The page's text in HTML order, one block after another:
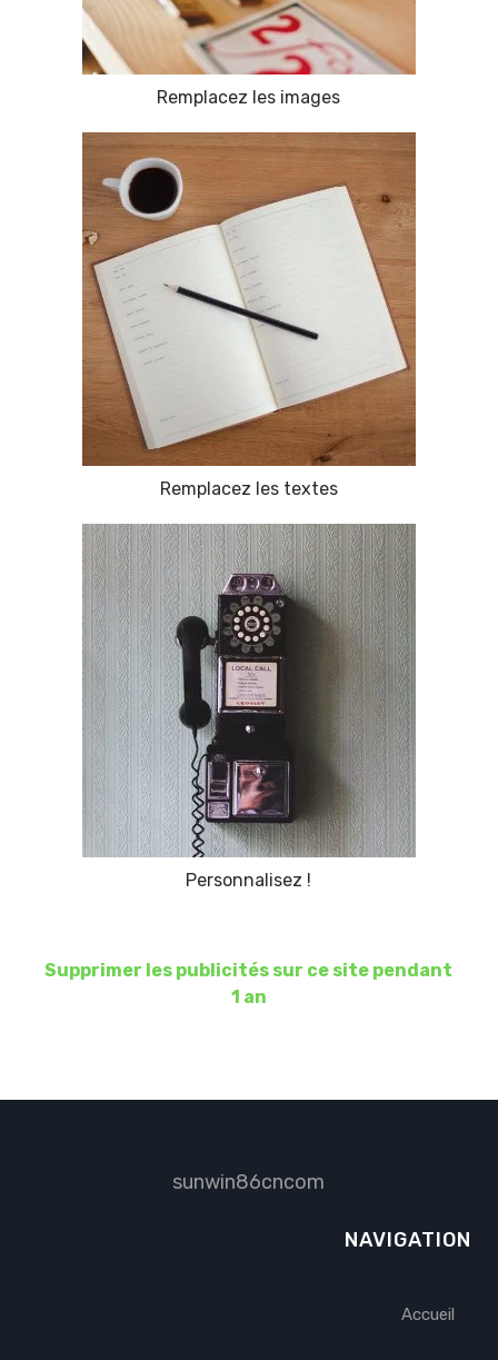
Remplacez les images
Remplacez les textes
Personnalisez !
Supprimer les publicités sur ce site pendant
1 an
sunwin86cncom
NAVIGATION
Accueil